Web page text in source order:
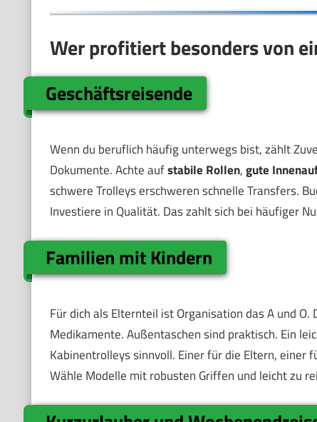
Wer profitiert besonders von
Geschäftsreisende
Wenn du beruflich häufig unterwegs bist, zählt
Dokumente. Achte aufstabile Rollen,gute
schwere Trolleys erschweren schnelle Transfers.
Investiere in Qualität. Das zahlt sich bei häufiger
Familien mit Kindern
Für dich als Elternteil ist Organisation das A und
Medikamente. Außentaschen sind praktisch. Ein
Kabinentrolleys sinnvoll. Einer für die Eltern,
Wähle Modelle mit robusten Griffen und leicht zu